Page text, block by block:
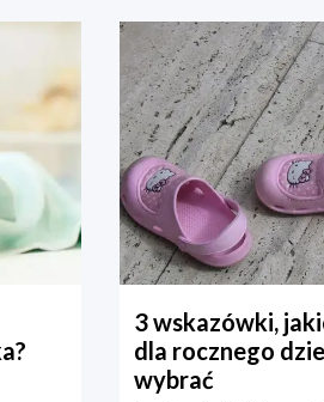
3 wskazówki,
dla rocznego
wybrać